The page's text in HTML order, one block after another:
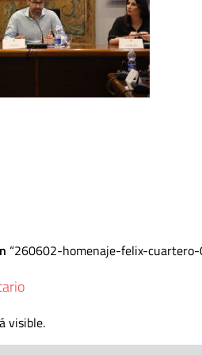
260602-homenaje-felix-
visible.